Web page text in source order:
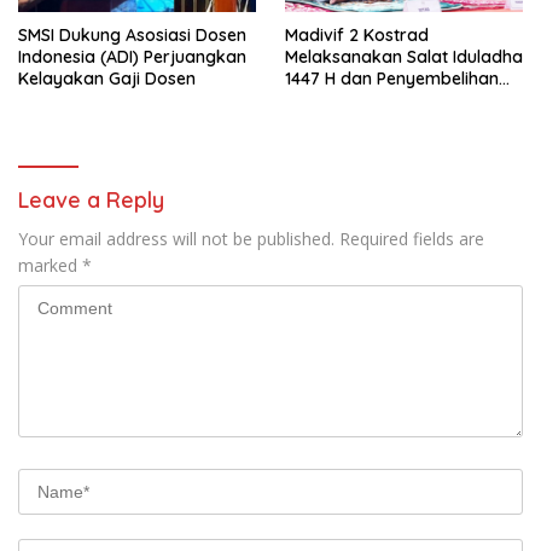
SMSI Dukung Asosiasi Dosen
Indonesia (ADI) Perjuangkan
Kelayakan Gaji Dosen
Madivif 2 Kostrad
Melaksanakan Salat Iduladha
1447 H dan Penyembelihan
Leave a Reply
Your email address will not be published. Required fields are
marked *